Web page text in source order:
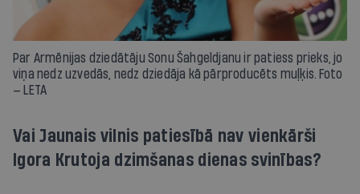
Par Armēnijas dziedātāju Sonu Šahgeldjanu ir patiess prieks, jo
viņa nedz uzvedās, nedz dziedāja kā pārproducēts muļķis. Foto
— LETA
Vai Jaunais vilnis patiesībā nav vienkārši
Igora Krutoja dzimšanas dienas svinības?